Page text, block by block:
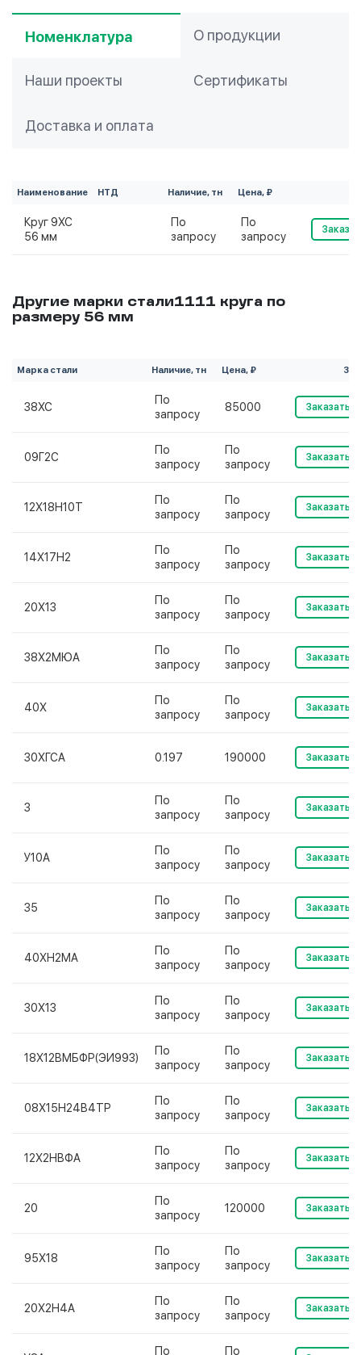
Номенклатура О продукции
Наши проекты Сертификаты
Доставка и оплата
Наименование НТД Наличие, тн Цена, ₽
Круг 9ХС
56 мм
По
запросу
По
запросу
Другие марки стали1111 круга по
размеру 56 мм
Марка стали Наличие, тн Цена, ₽
38ХС
По
запросу
85000 Заказать
09Г2С
По
запросу
По
запросу
Заказать
12Х18Н10Т
По
запросу
По
запросу
Заказать
14Х17Н2
По
запросу
По
запросу
Заказать
20Х13
По
запросу
По
запросу
Заказать
38Х2МЮА
По
запросу
По
запросу
Заказать
40Х
По
запросу
По
запросу
Заказать
30ХГСА 0.197 190000 Заказать
3
По
запросу
По
запросу
Заказать
У10А
По
запросу
По
запросу
Заказать
35
По
запросу
По
запросу
Заказать
40ХН2МА
По
запросу
По
запросу
Заказать
30Х13
По
запросу
По
запросу
Заказать
18Х12ВМБФР(ЭИ993)
По
запросу
По
запросу
Заказать
08Х15Н24В4ТР
По
запросу
По
запросу
Заказать
12Х2НВФА
По
запросу
По
запросу
Заказать
20
По
запросу
120000 Заказать
95Х18
По
запросу
По
запросу
Заказать
20Х2Н4А
По
запросу
По
запросу
Заказать
По По